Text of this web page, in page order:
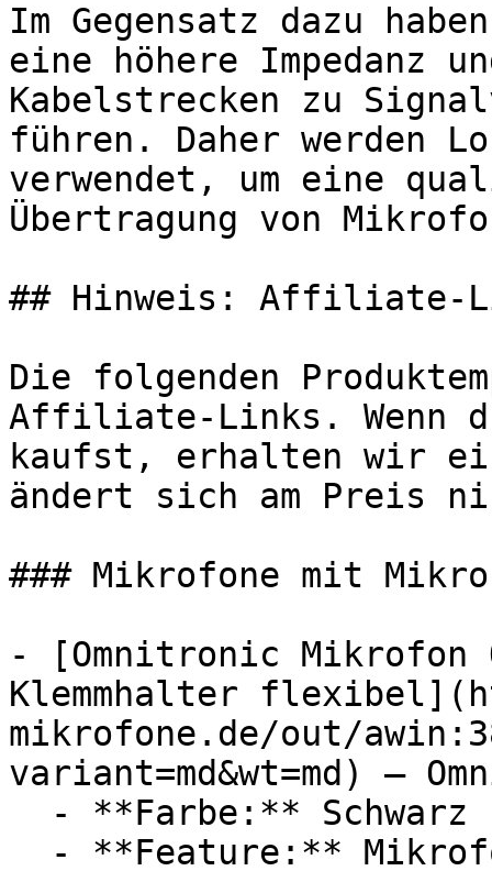
Im Gegensatz dazu
eine höhere Impedanz
Kabelstrecken zu
führen. Daher werden
verwendet, um eine
Übertragung von
## Hinweis: Affiliate-
Die folgenden
Affiliate-Links. Wenn
kaufst, erhalten wir
ändert sich am Preis
### Mikrofone mit
- [Omnitronic Mikrofon
Klemmhalter
mikrofone.de/out/
variant=md&wt=md) —